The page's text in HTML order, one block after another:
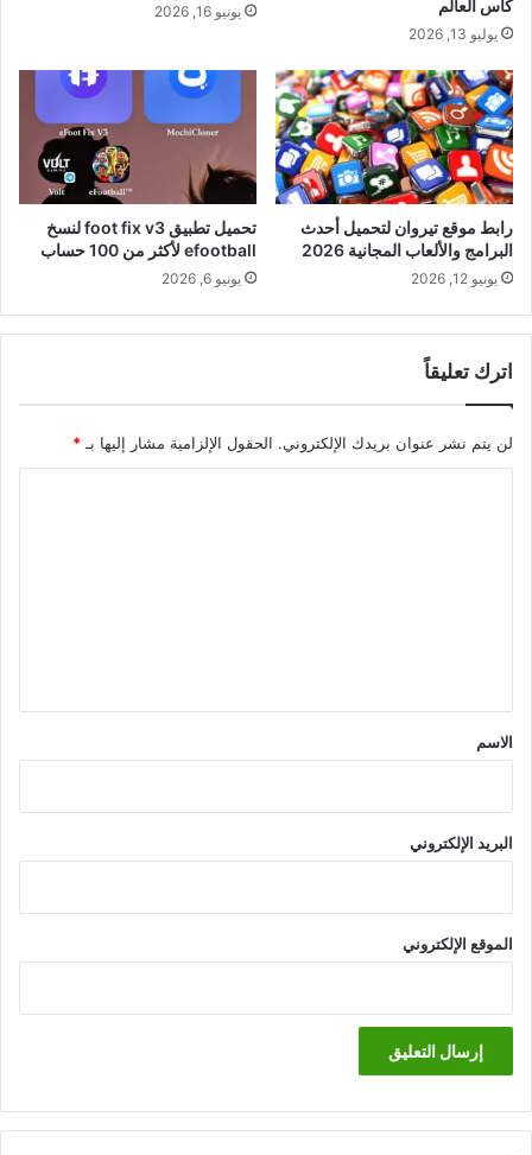
كأس العالم
يوليو 13, 2026
يونيو 16, 2026
رابط موقع تيروان لتحميل أحدث
البرامج والألعاب المجانية 2026
يونيو 12, 2026
تحميل تطبيق foot fix v3 لنسخ
efootball لأكثر من 100 حساب
يونيو 6, 2026
اترك تعليقاً
لن يتم نشر عنوان بريدك الإلكتروني. الحقول الإلزامية مشار إليها بـ *
*
الاسم
البريد الإلكتروني
الموقع الإلكتروني